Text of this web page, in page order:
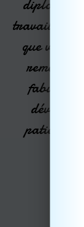
travail
que vous
fabuleux
patience